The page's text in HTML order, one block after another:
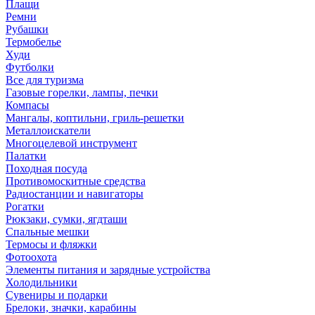
Плащи
Ремни
Рубашки
Термобелье
Худи
Футболки
Все для туризма
Газовые горелки, лампы, печки
Компасы
Мангалы, коптильни, гриль-решетки
Металлоискатели
Многоцелевой инструмент
Палатки
Походная посуда
Противомоскитные средства
Радиостанции и навигаторы
Рогатки
Рюкзаки, сумки, ягдташи
Спальные мешки
Термосы и фляжки
Фотоохота
Элементы питания и зарядные устройства
Холодильники
Сувениры и подарки
Брелоки, значки, карабины